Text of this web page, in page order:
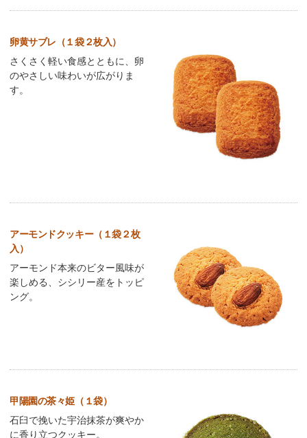
卵黄サブレ（１袋２枚入）
さくさく軽い食感とともに、卵
のやさしい味わいが広がりま
す。
アーモンドクッキー（１袋２枚
入）
アーモンド本来のビター風味が
楽しめる、シシリー産をトッピ
ング。
甲陽園の茶々姫（１袋）
石臼で挽いた宇治抹茶が爽やか
に香り立つクッキー。